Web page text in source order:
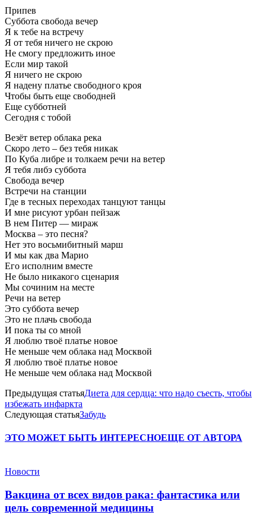
Припев
Суббота свобода вечер
Я к тебе на встречу
Я от тебя ничего не скрою
Не смогу предложить иное
Если мир такой
Я ничего не скрою
Я надену платье свободного кроя
Чтобы быть еще свободней
Еще субботней
Сегодня с тобой
Везёт ветер облака река
Скоро лето – без тебя никак
По Куба либре и толкаем речи на ветер
Я тебя либэ суббота
Свобода вечер
Встречи на станции
Где в тесных переходах танцуют танцы
И мне рисуют урбан пейзаж
В нем Питер — мираж
Москва – это песня?
Нет это восьмибитный марш
И мы как два Марио
Его исполним вместе
Не было никакого сценария
Мы сочиним на месте
Речи на ветер
Это суббота вечер
Это не плачь свобода
И пока ты со мной
Я люблю твоё платье новое
Не меньше чем облака над Москвой
Я люблю твоё платье новое
Не меньше чем облака над Москвой
Предыдущая статьяДиета для сердца: что надо съесть, чтобы
избежать инфаркта
Следующая статьяЗабудь
ЭТО МОЖЕТ БЫТЬ ИНТЕРЕСНОЕЩЕ ОТ АВТОРА
Новости
Вакцина от всех видов рака: фантастика или
цель современной медицины